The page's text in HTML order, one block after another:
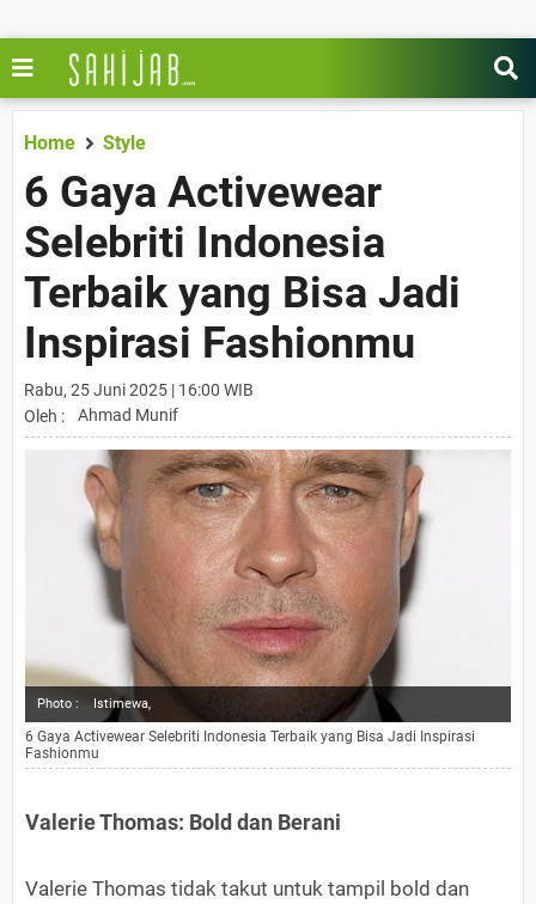
Home Style
6 Gaya Activewear
Selebriti Indonesia
Terbaik yang Bisa Jadi
Inspirasi Fashionmu
Rabu, 25 Juni 2025 | 16:00 WIB
Oleh :
Ahmad Munif
Photo : Istimewa,
6 Gaya Activewear Selebriti Indonesia Terbaik yang Bisa Jadi Inspirasi
Fashionmu
Valerie Thomas: Bold dan Berani
Valerie Thomas tidak takut untuk tampil bold dan